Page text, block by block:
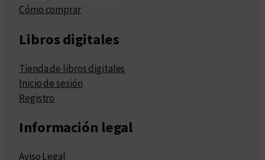
Cómo comprar
Libros digitales
Tienda de libros digitales
Inicio de sesión
Registro
Información legal
Aviso Legal